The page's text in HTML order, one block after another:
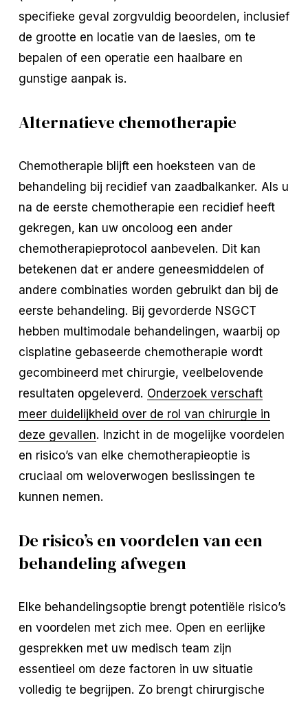
specifieke geval zorgvuldig beoordelen, inclusief
de grootte en locatie van de laesies, om te
bepalen of een operatie een haalbare en
gunstige aanpak is.
Alternatieve chemotherapie
Chemotherapie blijft een hoeksteen van de
behandeling bij recidief van zaadbalkanker. Als u
na de eerste chemotherapie een recidief heeft
gekregen, kan uw oncoloog een ander
chemotherapieprotocol aanbevelen. Dit kan
betekenen dat er andere geneesmiddelen of
andere combinaties worden gebruikt dan bij de
eerste behandeling. Bij gevorderde NSGCT
hebben multimodale behandelingen, waarbij op
cisplatine gebaseerde chemotherapie wordt
gecombineerd met chirurgie, veelbelovende
resultaten opgeleverd. Onderzoek verschaft
meer duidelijkheid over de rol van chirurgie in
deze gevallen. Inzicht in de mogelijke voordelen
en risico’s van elke chemotherapieoptie is
cruciaal om weloverwogen beslissingen te
kunnen nemen.
De risico’s en voordelen van een
behandeling afwegen
Elke behandelingsoptie brengt potentiële risico’s
en voordelen met zich mee. Open en eerlijke
gesprekken met uw medisch team zijn
essentieel om deze factoren in uw situatie
volledig te begrijpen. Zo brengt chirurgische